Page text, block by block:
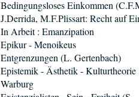
Bedingungsloses Einkommen
J.Derrida, M.F.Plissart: Recht auf
In Arbeit : Emanzipation
Epikur - Menoikeus
Entgrenzungen (L. Gertenbach)
Epistemik - Ästhetik - Kulturtheorie
Warburg